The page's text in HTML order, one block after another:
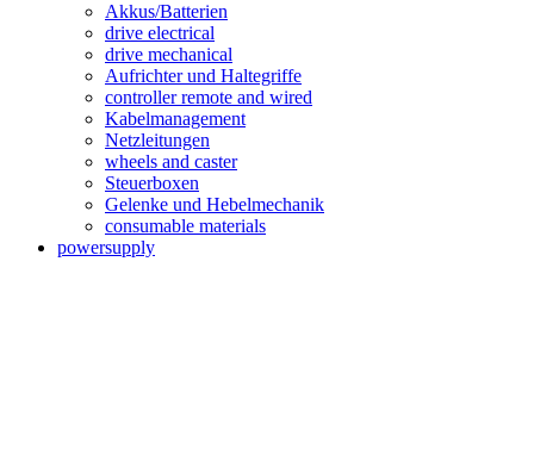
Akkus/Batterien
drive electrical
drive mechanical
Aufrichter und Haltegriffe
controller remote and wired
Kabelmanagement
Netzleitungen
wheels and caster
Steuerboxen
Gelenke und Hebelmechanik
consumable materials
powersupply